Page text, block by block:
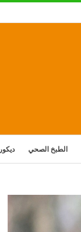
الطبخ الصحي ديكور